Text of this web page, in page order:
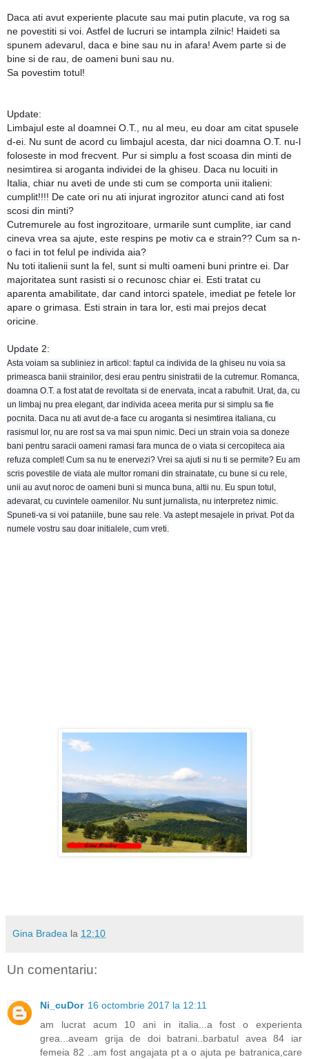
Daca ati avut experiente placute sau mai putin placute, va rog sa
ne povestiti si voi. Astfel de lucruri se intampla zilnic! Haideti sa
spunem adevarul, daca e bine sau nu in afara! Avem parte si de
bine si de rau, de oameni buni sau nu.
Sa povestim totul!
Update:
Limbajul este al doamnei O.T., nu al meu, eu doar am citat spusele
d-ei. Nu sunt de acord cu limbajul acesta, dar nici doamna O.T. nu-l
foloseste in mod frecvent. Pur si simplu a fost scoasa din minti de
nesimtirea si aroganta individei de la ghiseu. Daca nu locuiti in
Italia, chiar nu aveti de unde sti cum se comporta unii italieni:
cumplit!!!! De cate ori nu ati injurat ingrozitor atunci cand ati fost
scosi din minti?
Cutremurele au fost ingrozitoare, urmarile sunt cumplite, iar cand
cineva vrea sa ajute, este respins pe motiv ca e strain?? Cum sa n-
o faci in tot felul pe individa aia?
Nu toti italienii sunt la fel, sunt si multi oameni buni printre ei. Dar
majoritatea sunt rasisti si o recunosc chiar ei. Esti tratat cu
aparenta amabilitate, dar cand intorci spatele, imediat pe fetele lor
apare o grimasa. Esti strain in tara lor, esti mai prejos decat
oricine.
Update 2:
Asta voiam sa subliniez in articol: faptul ca individa de la ghiseu nu voia sa
primeasca banii strainilor, desi erau pentru sinistratii de la cutremur. Romanca,
doamna O.T. a fost atat de revoltata si de enervata, incat a rabufnit. Urat, da, cu
un limbaj nu prea elegant, dar individa aceea merita pur si simplu sa fie
pocnita. Daca nu ati avut de-a face cu aroganta si nesimtirea italiana, cu
rasismul lor, nu are rost sa va mai spun nimic. Deci un strain voia sa doneze
bani pentru saracii oameni ramasi fara munca de o viata si cercopiteca aia
refuza complet! Cum sa nu te enervezi? Vrei sa ajuti si nu ti se permite? Eu am
scris povestile de viata ale multor romani din strainatate, cu bune si cu rele,
unii au avut noroc de oameni buni si munca buna, altii nu. Eu spun totul,
adevarat, cu cuvintele oamenilor. Nu sunt jurnalista, nu interpretez nimic.
Spuneti-va si voi pataniile, bune sau rele. Va astept mesajele in privat. Pot da
numele vostru sau doar initialele, cum vreti.
Gina Bradea la 12:10
Un comentariu:
Ni_cuDor 16 octombrie 2017 la 12:11
am lucrat acum 10 ani in italia...a fost o experienta
grea...aveam grija de doi batrani..barbatul avea 84 iar
femeia 82 ..am fost angajata pt a o ajuta pe batranica,care